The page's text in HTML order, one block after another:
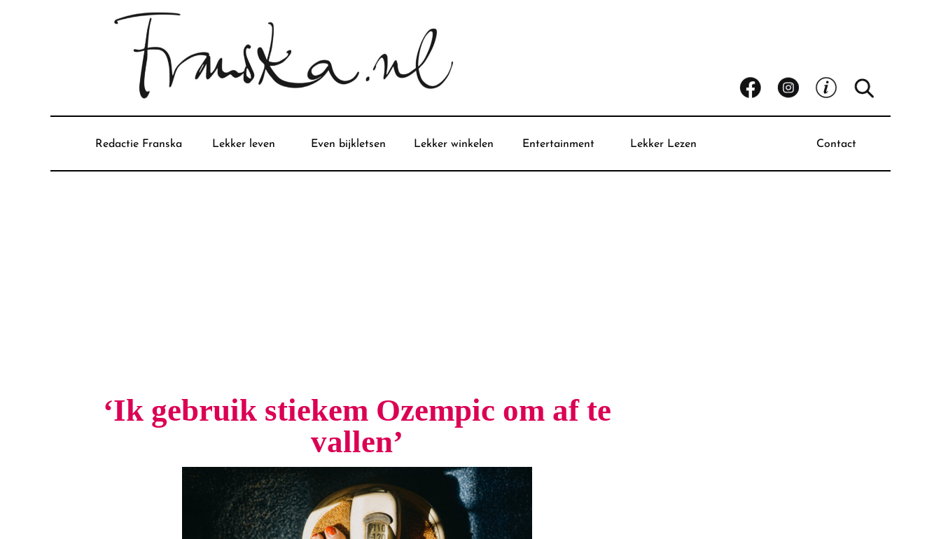
Redactie Franska Lekker leven Even bijkletsen Lekker winkelen Entertainment Lekker Lezen Contact
‘Ik gebruik stiekem Ozempic om af te
vallen’